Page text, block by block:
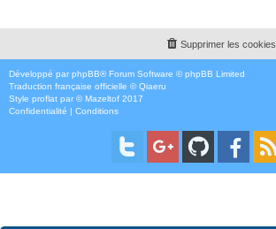
Supprimer les cookies
Développé par phpBB® Forum Software © phpBB Limited
Traduction française officielle ©Qiaeru
Style proflat par ©Mazeltof 2017
Confidentialité | Conditions